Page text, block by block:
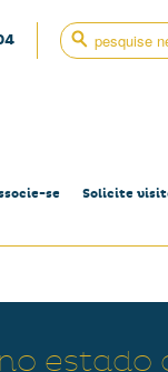
se Solicite
no estado